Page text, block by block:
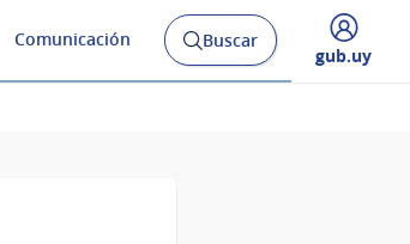
Comunicación
Abrir
buscador
Buscar
Desplegar
gub.uy